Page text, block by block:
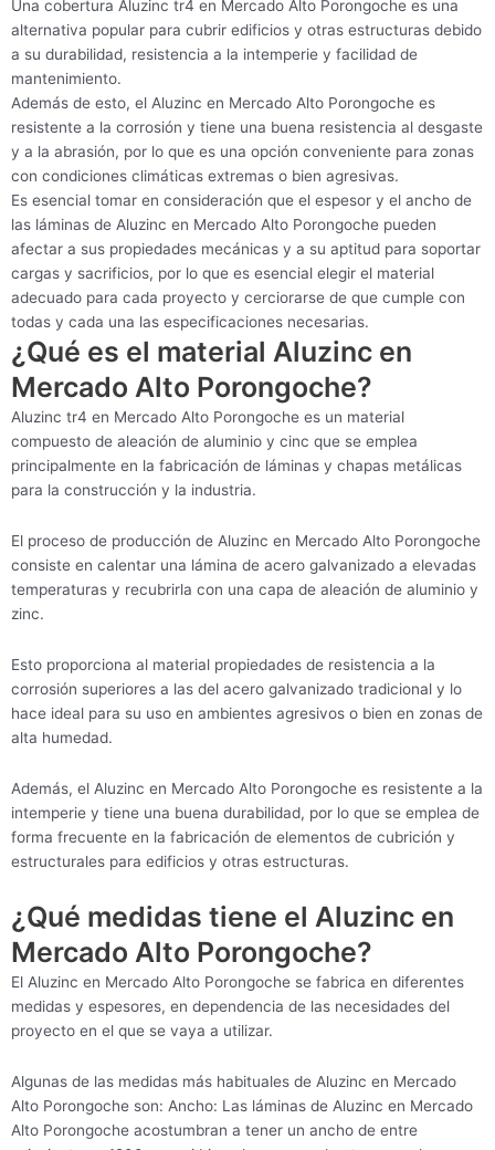
Una cobertura Aluzinc tr4 en Mercado Alto Porongoche es una
alternativa popular para cubrir edificios y otras estructuras debido
a su durabilidad, resistencia a la intemperie y facilidad de
mantenimiento.
Además de esto, el Aluzinc en Mercado Alto Porongoche es
resistente a la corrosión y tiene una buena resistencia al desgaste
y a la abrasión, por lo que es una opción conveniente para zonas
con condiciones climáticas extremas o bien agresivas.
Es esencial tomar en consideración que el espesor y el ancho de
las láminas de Aluzinc en Mercado Alto Porongoche pueden
afectar a sus propiedades mecánicas y a su aptitud para soportar
cargas y sacrificios, por lo que es esencial elegir el material
adecuado para cada proyecto y cerciorarse de que cumple con
todas y cada una las especificaciones necesarias.
¿Qué es el material Aluzinc en
Mercado Alto Porongoche?
Aluzinc tr4 en Mercado Alto Porongoche es un material
compuesto de aleación de aluminio y cinc que se emplea
principalmente en la fabricación de láminas y chapas metálicas
para la construcción y la industria.
El proceso de producción de Aluzinc en Mercado Alto Porongoche
consiste en calentar una lámina de acero galvanizado a elevadas
temperaturas y recubrirla con una capa de aleación de aluminio y
zinc.
Esto proporciona al material propiedades de resistencia a la
corrosión superiores a las del acero galvanizado tradicional y lo
hace ideal para su uso en ambientes agresivos o bien en zonas de
alta humedad.
Además, el Aluzinc en Mercado Alto Porongoche es resistente a la
intemperie y tiene una buena durabilidad, por lo que se emplea de
forma frecuente en la fabricación de elementos de cubrición y
estructurales para edificios y otras estructuras.
¿Qué medidas tiene el Aluzinc en
Mercado Alto Porongoche?
El Aluzinc en Mercado Alto Porongoche se fabrica en diferentes
medidas y espesores, en dependencia de las necesidades del
proyecto en el que se vaya a utilizar.
Algunas de las medidas más habituales de Aluzinc en Mercado
Alto Porongoche son: Ancho: Las láminas de Aluzinc en Mercado
Alto Porongoche acostumbran a tener un ancho de entre